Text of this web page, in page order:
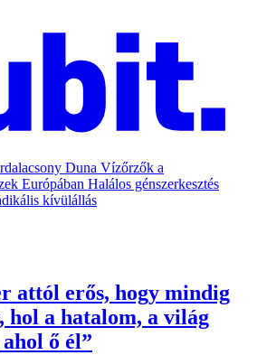
Duna Vízőrzők a
Európában Halálos génszerkesztés
kívülállás
attól erős, hogy mindig
hol a hatalom, a világ
ő él”